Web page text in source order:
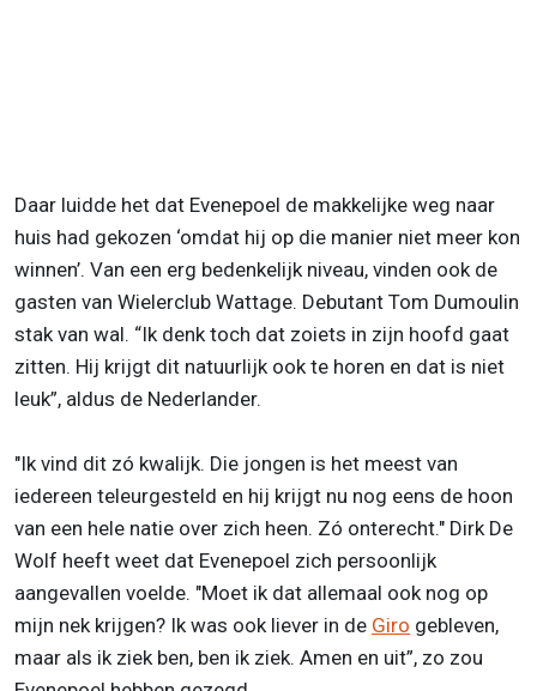
Daar luidde het dat Evenepoel de makkelijke weg naar
huis had gekozen ‘omdat hij op die manier niet meer kon
winnen’. Van een erg bedenkelijk niveau, vinden ook de
gasten van Wielerclub Wattage. Debutant Tom Dumoulin
stak van wal. “Ik denk toch dat zoiets in zijn hoofd gaat
zitten. Hij krijgt dit natuurlijk ook te horen en dat is niet
leuk”, aldus de Nederlander.
"Ik vind dit zó kwalijk. Die jongen is het meest van
iedereen teleurgesteld en hij krijgt nu nog eens de hoon
van een hele natie over zich heen. Zó onterecht." Dirk De
Wolf heeft weet dat Evenepoel zich persoonlijk
aangevallen voelde. "Moet ik dat allemaal ook nog op
mijn nek krijgen? Ik was ook liever in de Giro gebleven,
maar als ik ziek ben, ben ik ziek. Amen en uit”, zo zou